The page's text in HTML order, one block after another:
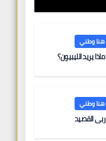
هنا وطني
ماذا يريد الليبيون؟
هنا وطني
ربى القصيد